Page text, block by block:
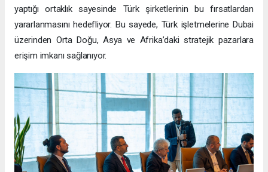
yaptığı ortaklık sayesinde Türk şirketlerinin bu fırsatlardan
yararlanmasını hedefliyor. Bu sayede, Türk işletmelerine Dubai
üzerinden Orta Doğu, Asya ve Afrika’daki stratejik pazarlara
erişim imkanı sağlanıyor.